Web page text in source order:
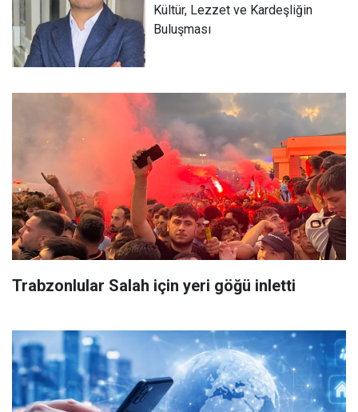
Kültür, Lezzet ve Kardeşliğin
Buluşması
Trabzonlular Salah için yeri göğü inletti